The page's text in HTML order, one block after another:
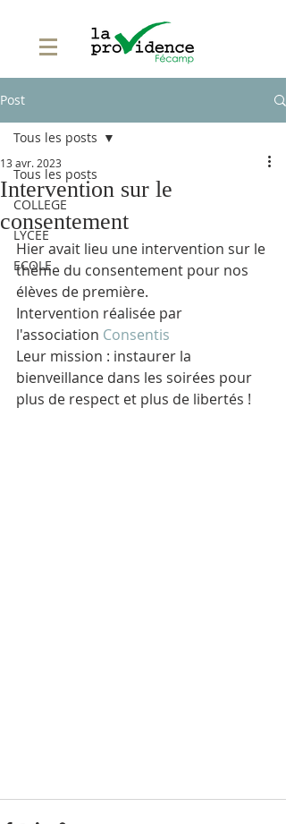
Post
Tous les posts
COLLEGE
LYCEE
ECOLE
Tous les posts
Intervention sur le
consentement
13 avr. 2023
Hier avait lieu une intervention sur le
thème du consentement pour nos
élèves de première.
Intervention réalisée par
l'association Consentis
Leur mission : instaurer la
bienveillance dans les soirées pour
plus de respect et plus de libertés !